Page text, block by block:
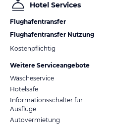
Hotel Services
Flughafentransfer
Flughafentransfer Nutzung
Kostenpflichtig
Weitere Serviceangebote
Wäscheservice
Hotelsafe
Informationsschalter für
Ausflüge
Autovermietung